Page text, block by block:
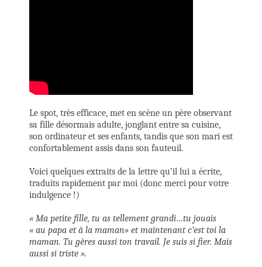
Le spot, très efficace, met en scène un père observant
sa fille désormais adulte, jonglant entre sa cuisine,
son ordinateur et ses enfants, tandis que son mari est
confortablement assis dans son fauteuil.
Voici quelques extraits de la lettre qu’il lui a écrite,
traduits rapidement par moi (donc merci pour votre
indulgence !)
« Ma petite fille, tu as tellement grandi…tu jouais
« au papa et à la maman» et maintenant c’est toi la
maman. Tu gères aussi ton travail. Je suis si fier. Mais
aussi si triste ».